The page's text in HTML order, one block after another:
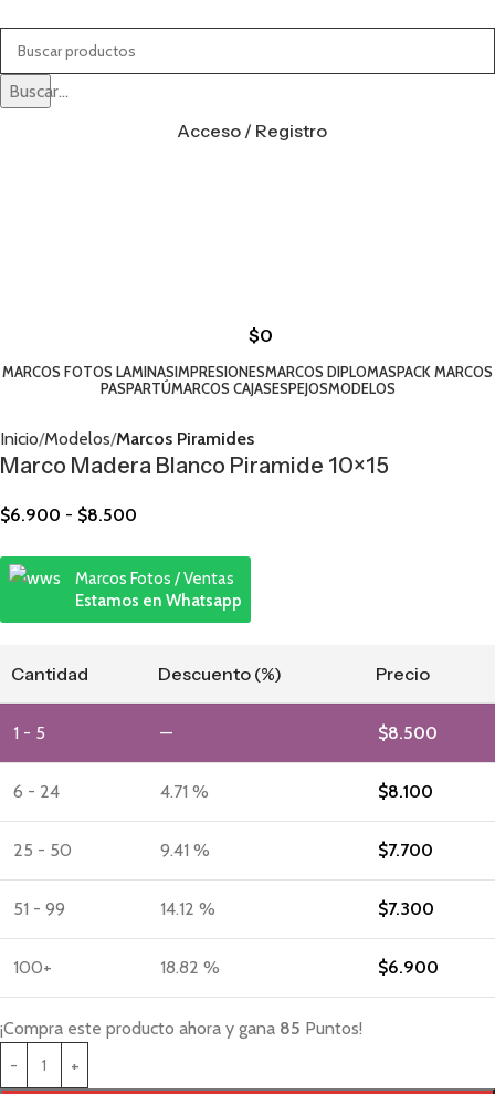
Buscar...
Acceso / Registro
$0
MARCOS FOTOS LAMINASIMPRESIONESMARCOS DIPLOMASPACK MARCOS
PASPARTÚMARCOS CAJASESPEJOSMODELOS
Inicio Modelos Marcos Piramides
Marco Madera Blanco Piramide 10×15
$6.900 - $8.500
Marcos Fotos / Ventas
Estamos en Whatsapp
Cantidad Descuento (%) Precio
1 - 5 — $8.500
6 - 24 4.71 % $8.100
25 - 50 9.41 % $7.700
51 - 99 14.12 % $7.300
100+ 18.82 % $6.900
¡Compra este producto ahora y gana 85 Puntos!